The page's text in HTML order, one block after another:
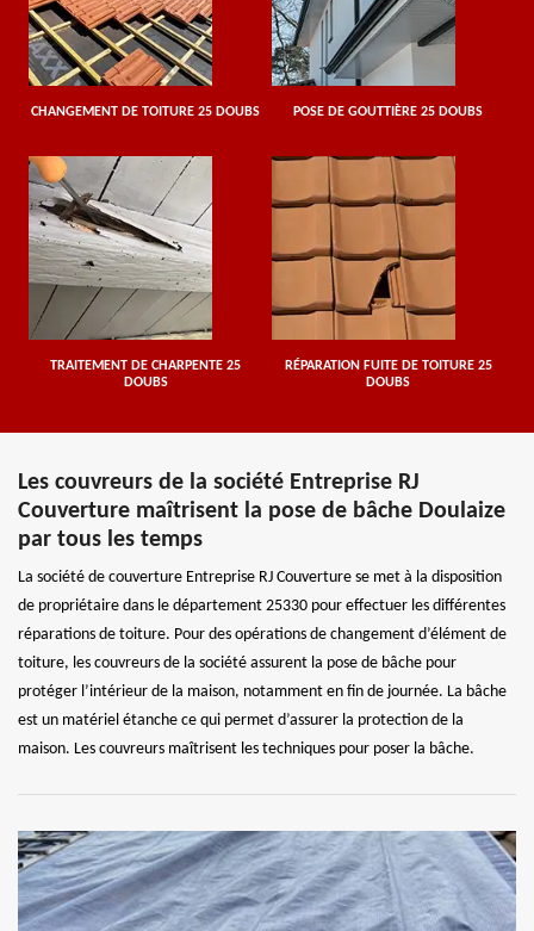
CHANGEMENT DE TOITURE 25 DOUBS POSE DE GOUTTIÈRE 25 DOUBS
TRAITEMENT DE CHARPENTE 25
DOUBS
RÉPARATION FUITE DE TOITURE 25
DOUBS
Les couvreurs de la société Entreprise RJ
Couverture maîtrisent la pose de bâche Doulaize
par tous les temps
La société de couverture Entreprise RJ Couverture se met à la disposition
de propriétaire dans le département 25330 pour effectuer les différentes
réparations de toiture. Pour des opérations de changement d’élément de
toiture, les couvreurs de la société assurent la pose de bâche pour
protéger l’intérieur de la maison, notamment en fin de journée. La bâche
est un matériel étanche ce qui permet d’assurer la protection de la
maison. Les couvreurs maîtrisent les techniques pour poser la bâche.